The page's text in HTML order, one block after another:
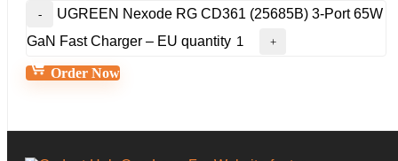
UGREEN Nexode RG CD361 (25685B) 3-Port 65W
GaN Fast Charger – EU quantity
Order Now